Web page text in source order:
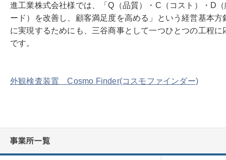
進工業株式会社様では、「Q（品質）・C（コスト）・D
ード）を改善し、顧客満足度を高める」という経営基本
に実現するためにも、三谷商事として一つひとつの工程
です。
外観検査装置 Cosmo Finder(コスモファインダー)